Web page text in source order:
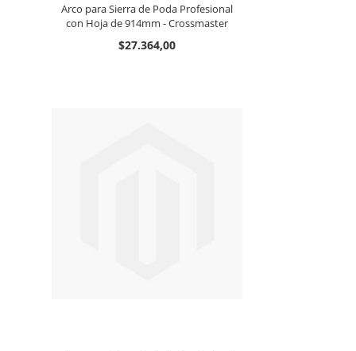
Arco para Sierra de Poda Profesional
con Hoja de 914mm - Crossmaster
$27.364,00